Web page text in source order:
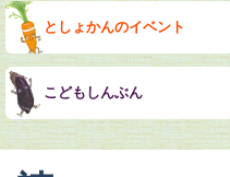
としょかんのイベント
こどもしんぶん